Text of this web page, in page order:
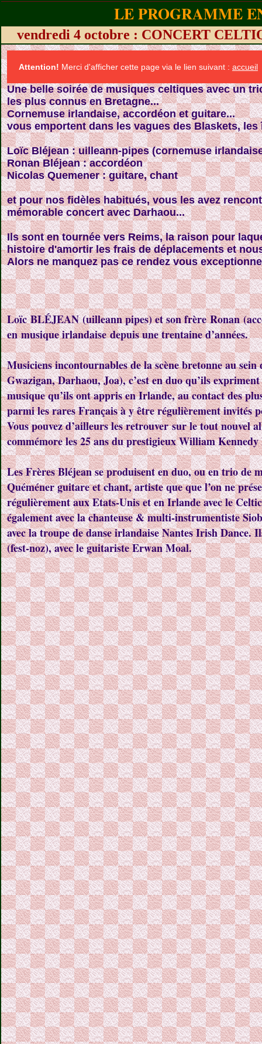
LE PROGRAMME
vendredi 4 octobre : CONCERT
Attention! Merci d'afficher cette page via le lien suivant : accueil
Une belle soirée de musiques celtiques avec un
les plus connus en Bretagne...
Cornemuse irlandaise, accordéon et guitare...
vous emportent dans les vagues des Blaskets, les
Loïc Bléjean : uilleann-pipes (cornemuse
Ronan Bléjean : accordéon
Nicolas Quemener : guitare, chant
et pour nos fidèles habitués, vous les avez
mémorable concert avec Darhaou...
Ils sont en tournée vers Reims, la raison pour
histoire d'amortir les frais de déplacements et
Alors ne manquez pas ce rendez vous
Loïc BLÉJEAN (uilleann pipes) et son frère Ronan
en musique irlandaise depuis une trentaine d’années.
Musiciens incontournables de la scène bretonne au
Gwazigan, Darhaou, Joa), c’est en duo qu’ils
musique qu’ils ont appris en Irlande, au contact des
parmi les rares Français à y être régulièrement invités
Vous pouvez d’ailleurs les retrouver sur le tout nouvel
commémore les 25 ans du prestigieux William
Les Frères Bléjean se produisent en duo, ou en trio de
Quéméner guitare et chant, artiste que que l’on ne
régulièrement aux Etats-Unis et en Irlande avec le
également avec la chanteuse & multi-instrumentiste
avec la troupe de danse irlandaise Nantes Irish Dance.
(fest-noz), avec le guitariste Erwan Moal.